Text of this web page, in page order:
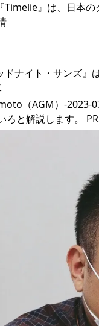
Timelie』は、日本
ドナイト・サンズ
（AGM）-2023-
ろと解説します。